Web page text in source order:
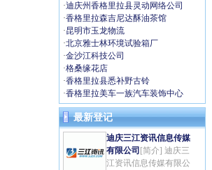
·迪庆州香格里拉县灵动网络公司
·香格里拉森吉尼达酥油茶馆
·昆明市玉龙物流
·北京雅士林环境试验箱厂
·金沙江科技公司
·格桑缘花店
·香格里拉县悉补野古铃
·香格里拉美车一族汽车装饰中心
最新登记
迪庆三江资讯信息传媒
有限公司 [简介] 迪庆三
江资讯信息传媒有限公